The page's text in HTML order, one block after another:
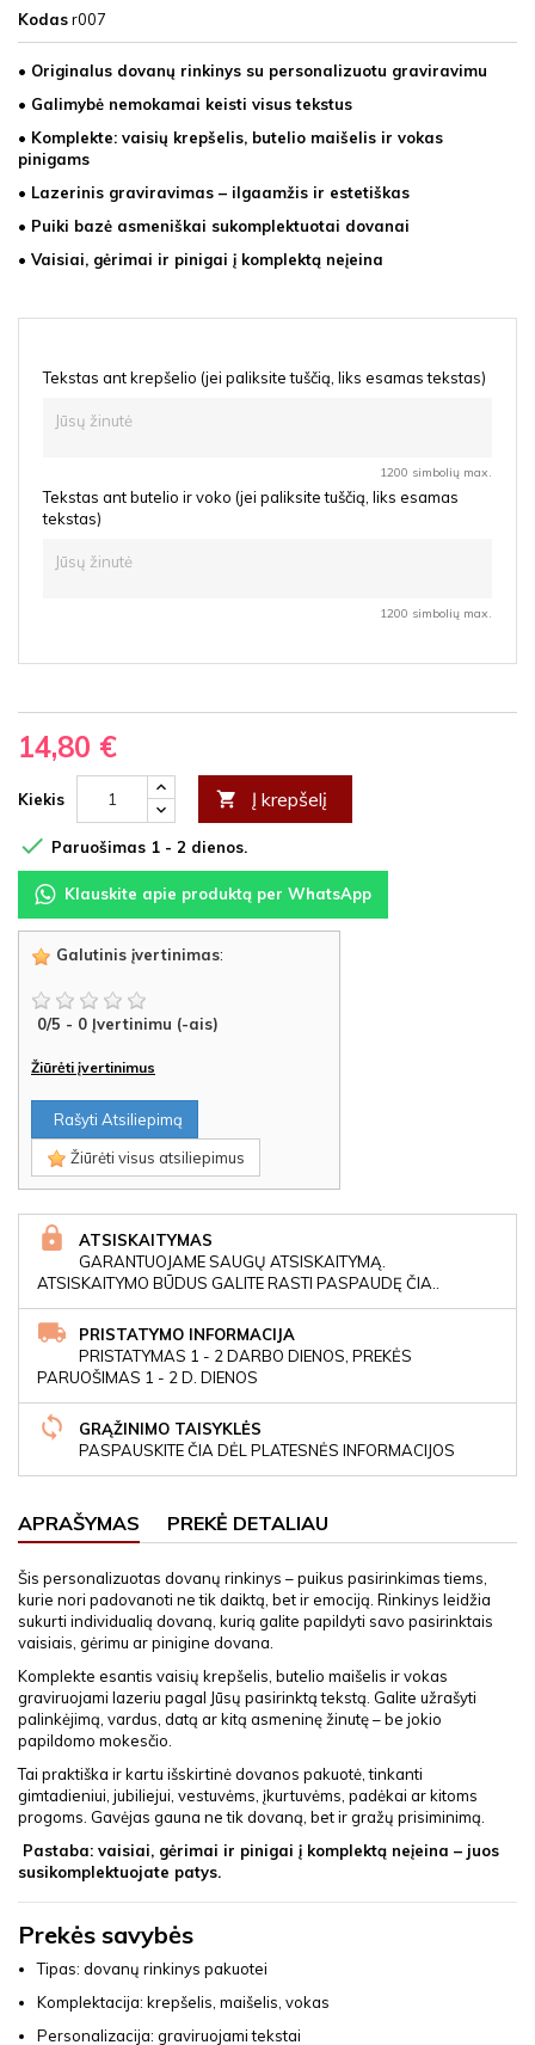
Kodasr007
• Originalus dovanų rinkinys su personalizuotu graviravimu
• Galimybė nemokamai keisti visus tekstus
• Komplekte: vaisių krepšelis, butelio maišelis ir vokas
pinigams
• Lazerinis graviravimas – ilgaamžis ir estetiškas
• Puiki bazė asmeniškai sukomplektuotai dovanai
• Vaisiai, gėrimai ir pinigai į komplektą neįeina
Tekstas ant krepšelio (jei paliksite tuščią, liks esamas tekstas)
1200 simbolių max.
Tekstas ant butelio ir voko (jei paliksite tuščią, liks esamas
tekstas)
1200 simbolių max.
14,80 €
Kiekis  Į krepšelį
 Paruošimas 1 - 2 dienos.
Klauskite apie produktą per WhatsApp
Galutinis įvertinimas:
0/5 - 0 Įvertinimu (-ais)
Žiūrėti įvertinimus
Rašyti Atsiliepimą
Žiūrėti visus atsiliepimus
ATSISKAITYMAS
GARANTUOJAME SAUGŲ ATSISKAITYMĄ.
ATSISKAITYMO BŪDUS GALITE RASTI PASPAUDĘ ČIA..
PRISTATYMO INFORMACIJA
PRISTATYMAS 1 - 2 DARBO DIENOS, PREKĖS
PARUOŠIMAS 1 - 2 D. DIENOS
GRĄŽINIMO TAISYKLĖS
PASPAUSKITE ČIA DĖL PLATESNĖS INFORMACIJOS
APRAŠYMAS PREKĖ DETALIAU
Šis personalizuotas dovanų rinkinys – puikus pasirinkimas tiems,
kurie nori padovanoti ne tik daiktą, bet ir emociją. Rinkinys leidžia
sukurti individualią dovaną, kurią galite papildyti savo pasirinktais
vaisiais, gėrimu ar pinigine dovana.
Komplekte esantis vaisių krepšelis, butelio maišelis ir vokas
graviruojami lazeriu pagal Jūsų pasirinktą tekstą. Galite užrašyti
palinkėjimą, vardus, datą ar kitą asmeninę žinutę – be jokio
papildomo mokesčio.
Tai praktiška ir kartu išskirtinė dovanos pakuotė, tinkanti
gimtadieniui, jubiliejui, vestuvėms, įkurtuvėms, padėkai ar kitoms
progoms. Gavėjas gauna ne tik dovaną, bet ir gražų prisiminimą.
Pastaba: vaisiai, gėrimai ir pinigai į komplektą neįeina – juos
susikomplektuojate patys.
Prekės savybės
Tipas: dovanų rinkinys pakuotei
Komplektacija: krepšelis, maišelis, vokas
Personalizacija: graviruojami tekstai